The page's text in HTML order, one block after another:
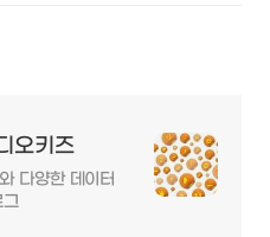
오키즈
다양한 데이터
그